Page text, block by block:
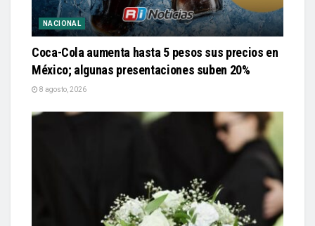
NACIONAL
Coca-Cola aumenta hasta 5 pesos sus precios en
México; algunas presentaciones suben 20%
8 agosto, 2026